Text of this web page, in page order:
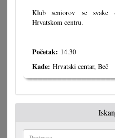
Klub seniorov se svake
Hrvatskom centru.
Početak: 14.30
Kade: Hrvatski centar, Beč